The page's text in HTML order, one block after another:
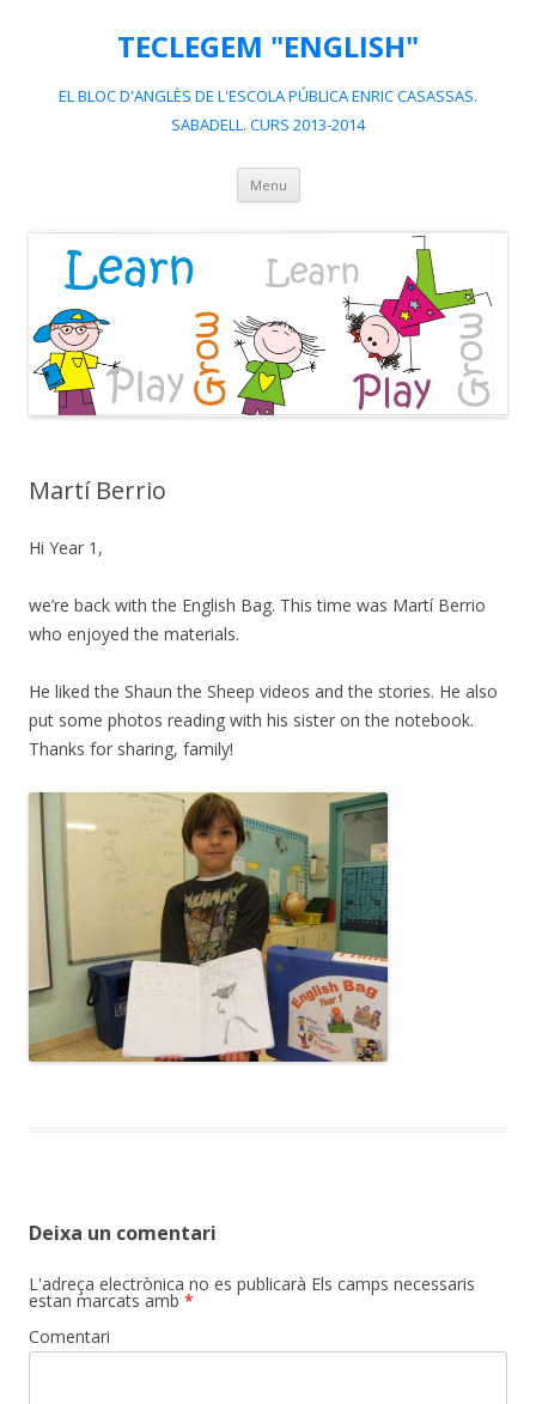
TECLEGEM "ENGLISH"
EL BLOC D'ANGLÈS DE L'ESCOLA PÚBLICA ENRIC CASASSAS.
SABADELL. CURS 2013-2014
Menu Skip
content
Martí Berrio
Hi Year 1,
we’re back with the English Bag. This time was Martí Berrio
who enjoyed the materials.
He liked the Shaun the Sheep videos and the stories. He also
put some photos reading with his sister on the notebook.
Thanks for sharing, family!
Deixa un comentari
L'adreça electrònica no es publicarà Els camps necessaris
estan marcats amb *
Comentari